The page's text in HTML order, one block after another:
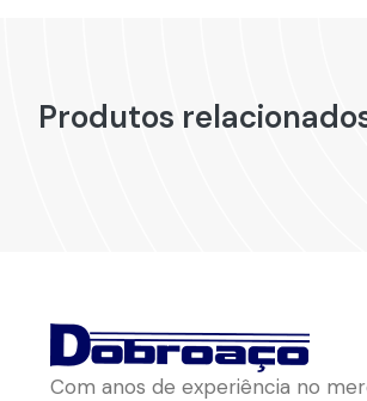
Produtos
Com anos de experiência no